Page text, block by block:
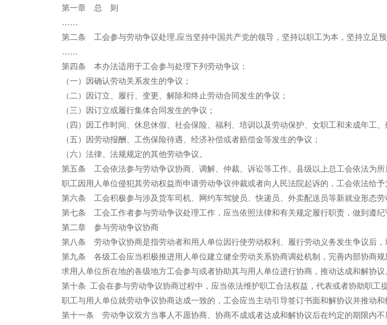
第一章 总 则
……
第二条 工会参与劳动争议处理,应当坚持中国共产党的领导，坚持以职工为本，坚持立足
……
第四条 本办法适用于工会参与处理下列劳动争议：
（一）因确认劳动关系发生的争议；
（二）因订立、履行、变更、解除和终止劳动合同发生的争议；
（三）因订立或履行集体合同发生的争议；
（四）因工作时间、休息休假、社会保险、福利、培训以及劳动保护、女职工和未成年工
（五）因劳动报酬、工伤保险待遇、经济补偿或者赔偿金等发生的争议；
（六）法律、法规规定的其他劳动争议。
第五条 工会依法参与劳动争议协商、调解、仲裁、诉讼等工作。县级以上总工会依法为所
职工因用人单位侵犯其劳动权益而申请劳动争议仲裁或者向人民法院起诉的，工会依法给予
第六条 工会积极参与涉及货车司机、网约车驾驶员、快递员、外卖配送员等新就业形态
第七条 工会工作者参与劳动争议处理工作，应当依照法律和有关规定履行职责，做到遵
第二章 参与劳动争议协商
第八条 劳动争议协商是指劳动者和用人单位因行使劳动权利、履行劳动义务发生争议后
第九条 各级工会应当积极推进用人单位建立健全劳动关系协商调处机制，完善内部协商
求用人单位所在地的各级地方工会参与或者协助其与用人单位进行协商，推动达成和解协议
第十条 工会在参与劳动争议协商过程中，应当依法维护职工合法权益，代表或者协助职工
职工与用人单位就劳动争议协商达成一致的，工会应当主动引导签订书面和解协议并推动和
第十一条 劳动争议双方当事人不愿协商、协商不成或者达成和解协议后在约定的期限内不